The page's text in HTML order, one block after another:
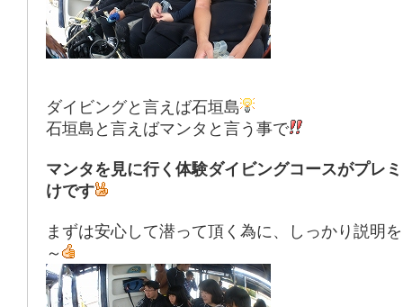
ダイビングと言えば石垣島
石垣島と言えばマンタと言う事で
マンタを見に行く体験ダイビングコースがプレ
けです
まずは安心して潜って頂く為に、しっかり説明
～